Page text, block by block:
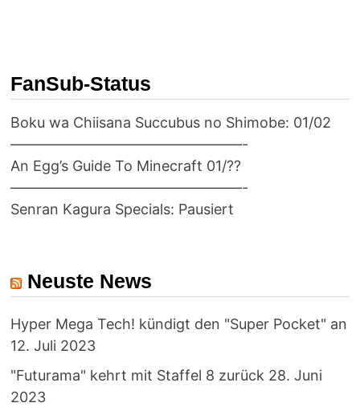
FanSub-Status
Boku wa Chiisana Succubus no Shimobe: 01/02
————————————————-
An Egg’s Guide To Minecraft 01/??
————————————————-
Senran Kagura Specials: Pausiert
Neuste News
Hyper Mega Tech! kündigt den "Super Pocket" an
12. Juli 2023
"Futurama" kehrt mit Staffel 8 zurück 28. Juni
2023